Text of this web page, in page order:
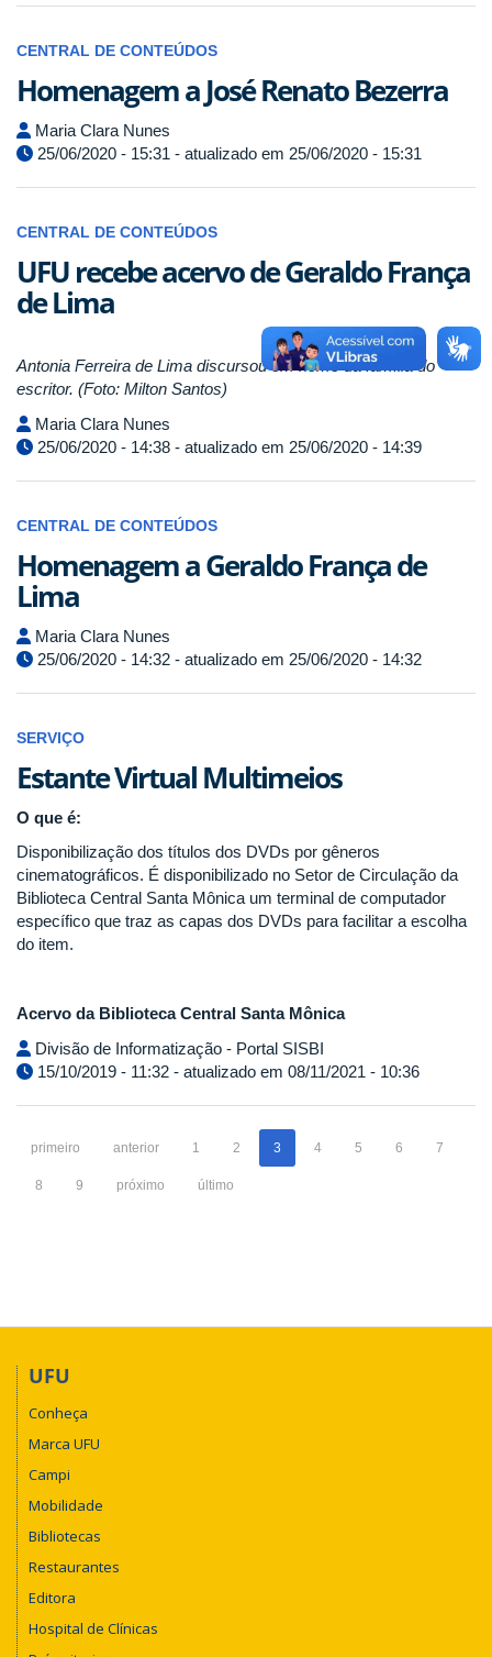
CENTRAL DE CONTEÚDOS
Homenagem a José Renato Bezerra
Maria Clara Nunes
25/06/2020 - 15:31 - atualizado em 25/06/2020 - 15:31
CENTRAL DE CONTEÚDOS
UFU recebe acervo de Geraldo França
de Lima
Antonia Ferreira de Lima discursou em nome da família do
escritor. (Foto: Milton Santos)
Maria Clara Nunes
25/06/2020 - 14:38 - atualizado em 25/06/2020 - 14:39
CENTRAL DE CONTEÚDOS
Homenagem a Geraldo França de
Lima
Maria Clara Nunes
25/06/2020 - 14:32 - atualizado em 25/06/2020 - 14:32
SERVIÇO
Estante Virtual Multimeios
O que é:
Disponibilização dos títulos dos DVDs por gêneros
cinematográficos. É disponibilizado no Setor de Circulação da
Biblioteca Central Santa Mônica um terminal de computador
específico que traz as capas dos DVDs para facilitar a escolha
do item.
Acervo da Biblioteca Central Santa Mônica
Divisão de Informatização - Portal SISBI
15/10/2019 - 11:32 - atualizado em 08/11/2021 - 10:36
primeiro anterior 1 2 3 4 5 6 7
8 9 próximo último
UFU
Conheça
Marca UFU
Campi
Mobilidade
Bibliotecas
Restaurantes
Editora
Hospital de Clínicas